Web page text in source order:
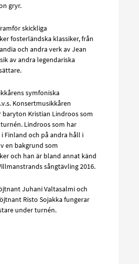
gryr.
skickliga
fosterländska klassiker, från
och andra verk av Jean
av andra legendariska
symfoniska
Konsertmusikkåren
baryton Kristian Lindroos som
Lindroos som har
Finland och på andra håll i
en bakgrund som
och han är bland annat känd
sångtävling 2016.
Juhani Valtasalmi och
Risto Sojakka fungerar
under turnén.